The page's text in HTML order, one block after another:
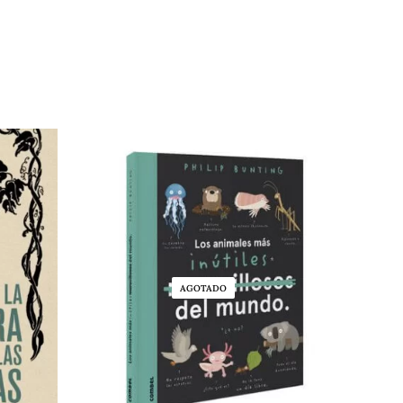
AGOTADO